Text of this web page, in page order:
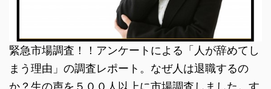
緊急市場調査！！アンケートによる「人が辞めてし
まう理由」の調査レポート。なぜ人は退職するの
か？生の声を５００人以上に市場調査しました。す